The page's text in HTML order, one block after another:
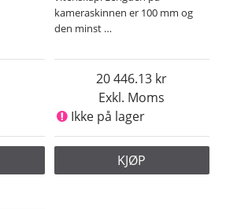
kameraskinnen er 100 mm og
den minst …
Exkl. Moms
20 446.13
Ikke på lager
KJØP